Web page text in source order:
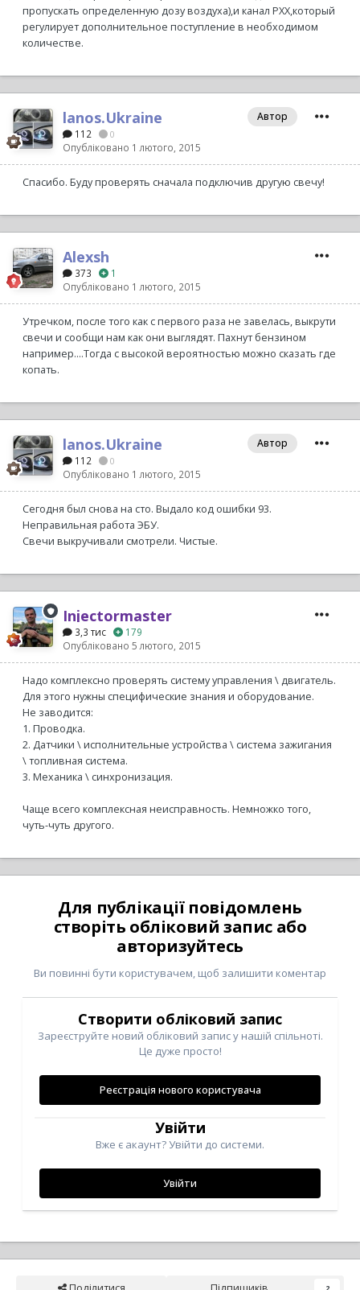
пропускать определенную дозу воздуха),и канал РХХ,который
регулирует дополнительное поступление в необходимом
количестве.
lanos.Ukraine
112 0
Опубліковано 1 лютого, 2015
Автор
Спасибо. Буду проверять сначала подключив другую свечу!
Alexsh
373
1
Опубліковано 1 лютого, 2015
Утречком, после того как с первого раза не завелась, выкрути
свечи и сообщи нам как они выглядят. Пахнут бензином
например....Тогда с высокой вероятностью можно сказать где
копать.
lanos.Ukraine
112 0
Опубліковано 1 лютого, 2015
Автор
Сегодня был снова на сто. Выдало код ошибки 93.
Неправильная работа ЭБУ.
Свечи выкручивали смотрели. Чистые.
Injectormaster
3,3 тис
179
Опубліковано 5 лютого, 2015
Надо комплексно проверять систему управления \ двигатель.
Для этого нужны специфические знания и оборудование.
Не заводится:
1. Проводка.
2. Датчики \ исполнительные устройства \ система зажигания
\ топливная система.
3. Механика \ синхронизация.
Чаще всего комплексная неисправность. Немножко того,
чуть-чуть другого.
Для публікації повідомлень
створіть обліковий запис або
авторизуйтесь
Ви повинні бути користувачем, щоб залишити коментар
Створити обліковий запис
Зареєструйте новий обліковий запис у нашій спільноті.
Це дуже просто!
Реєстрація нового користувача
Увійти
Вже є акаунт? Увійти до системи.
Увійти
2